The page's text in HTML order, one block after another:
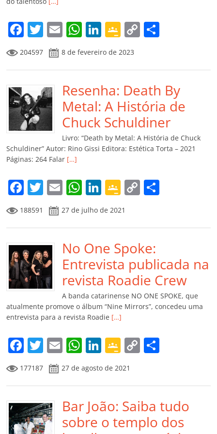
F
a
c
e
b
o
o
k
T
w
itt
er
E
m
ai
l
W
at
s
A
p
p
Li
k
e
dI
n
G
o
o
gl
e
Cl
a
ss
ro
m
C
y
Li
n
k
p
ar
til
h
ar
204597 8 de fevereiro de 2023
Resenha: Death By
Metal: A História de
Chuck Schuldiner
Livro: “Death by Metal: A História de Chuck
Schuldiner” Autor: Rino Gissi Editora: Estética Torta – 2021
Páginas: 264 Falar […]
F
a
c
e
b
o
o
k
T
w
itt
er
E
m
ai
l
W
h
at
s
A
p
p
Li
n
k
e
dI
n
G
o
o
gl
e
Cl
a
ss
ro
o
m
C
y
Li
n
k
p
til
h
ar
188591 27 de julho de 2021
No One Spoke:
Entrevista publicada na
revista Roadie Crew
A banda catarinense NO ONE SPOKE, que
atualmente promove o álbum “Nine Mirrors”, concedeu uma
entrevista para a revista Roadie […]
F
a
c
e
b
o
T
w
itt
er
E
m
ai
l
W
at
s
A
p
Li
n
k
e
dI
n
G
o
o
gl
e
Cl
C
y
Li
n
p
ar
til
177187 27 de agosto de 2021
Bar João: Saiba tudo
sobre o templo dos